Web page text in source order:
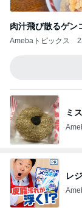
肉汁飛び散るゲン
Amebaトピックス
ミ
レ